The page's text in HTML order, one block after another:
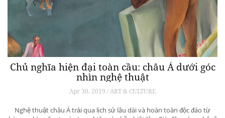
Chủ nghĩa hiện đại toàn cầu: châu Á dưới góc
nhìn nghệ thuật
Apr 30, 2019 / ART & CULTURE
Nghệ thuật châu Á trải qua lịch sử lâu dài và hoàn toàn độc đáo từ